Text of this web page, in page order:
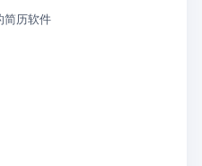
简历软件